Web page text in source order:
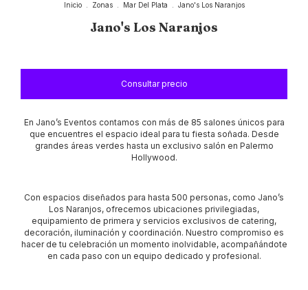
Inicio Zonas Mar Del Plata Jano's Los Naranjos
Jano's Los Naranjos
En Jano’s Eventos contamos con más de 85 salones únicos para
que encuentres el espacio ideal para tu fiesta soñada. Desde
grandes áreas verdes hasta un exclusivo salón en Palermo
Hollywood.
Con espacios diseñados para hasta 500 personas, como Jano’s
Los Naranjos, ofrecemos ubicaciones privilegiadas,
equipamiento de primera y servicios exclusivos de catering,
decoración, iluminación y coordinación. Nuestro compromiso es
hacer de tu celebración un momento inolvidable, acompañándote
en cada paso con un equipo dedicado y profesional.